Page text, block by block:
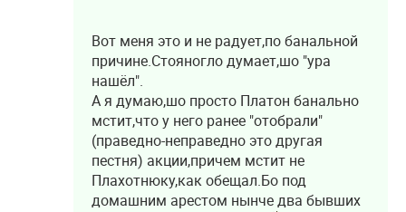
Вот меня это и не радует,по банальной
причине.Стояногло думает,шо "ура
нашёл".
А я думаю,шо просто Платон банально
мстит,что у него ранее "отобрали"
(праведно-неправедно это другая
пестня) акции,причем мстит не
Плахотнюку,как обещал.Бо под
домашним арестом нынче два бывших